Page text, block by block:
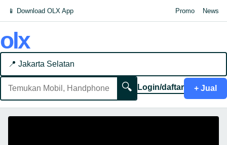
📱 Download OLX App Promo News
olx
📍 Jakarta Selatan
🔍 Login/daftar + Jual